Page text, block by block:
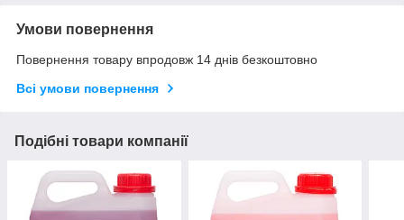
Умови повернення
Повернення товару впродовж 14 днів безкоштовно
Всі умови повернення
Подібні товари компанії